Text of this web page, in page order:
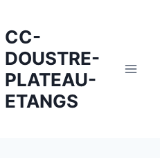
CC-
DOUSTRE-
PLATEAU-
ETANGS